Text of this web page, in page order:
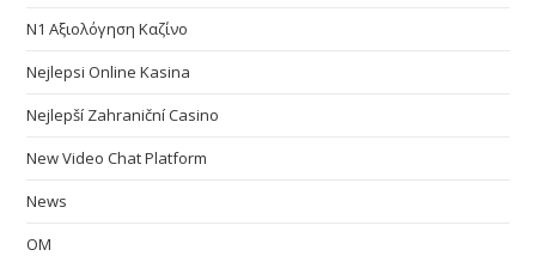
N1 Αξιολόγηση Καζίνο
Nejlepsi Online Kasina
Nejlepší Zahraniční Casino
New Video Chat Platform
News
OM